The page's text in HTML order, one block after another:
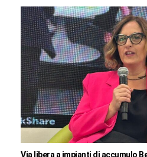
Via libera a impianti di accumulo